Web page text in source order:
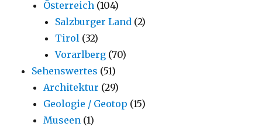
Österreich (104)
Salzburger Land (2)
Tirol (32)
Vorarlberg (70)
Sehenswertes (51)
Architektur (29)
Geologie / Geotop (15)
Museen (1)